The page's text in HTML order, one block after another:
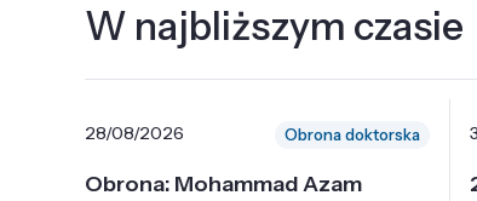
W najbliższym czasie
28/08/2026 Obrona doktorska
Obrona: Mohammad Azam